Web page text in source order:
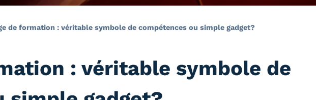
de formation : véritable symbole de compétences ou simple gadget?
: véritable symbole de